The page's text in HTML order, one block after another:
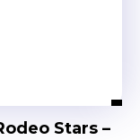
Stars –